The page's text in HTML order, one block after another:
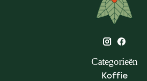
Categorieën
Koffie